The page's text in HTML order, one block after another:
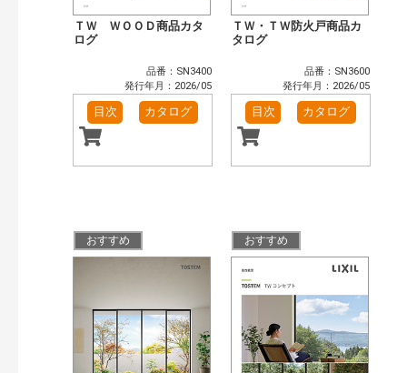
窓・シャッター（102）
玄関ドア・引戸（39）
インテリア建材（48）
エクステリア（123）
浴室（47）
洗面化粧室（31）
トイレ（60）
小型電気温水器（11）
水栓金具（46）
開始年:
ＴＷ ＷＯＯＤ商品カタ
ログ
品番：SN3400
発行年月：2026/05
目次 カタログ
ＴＷ・ＴＷ防火戸商品カ
タログ
品番：SN3600
発行年月：2026/05
目次 カタログ
おすすめ おすすめ